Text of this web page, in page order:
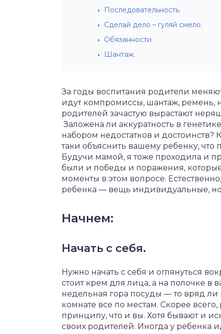
Последовательность.
Сделай дело – гуляй смело.
Обязанности.
Шантаж.
За годы воспитания родители
идут компромиссы, шантаж, ремень,
родителей зачастую вырастают
Заложена ли аккуратность в генетике
набором недостатков и достоинств?
таки объяснить вашему ребенку, что
Будучи мамой, я тоже проходила и
были и победы и поражения,
моменты в этом вопросе. Естественно
ребенка — вещь индивидуальные,
Начнем:
Начать с себя.
Нужно начать с себя и оглянуться
стоит крем для лица, а на полочке в
недельная гора посуды —то вряд ли
комнате все по местам. Скорее всего,
принципу, что и вы. Хотя бывают и
своих родителей. Иногда у ребенка